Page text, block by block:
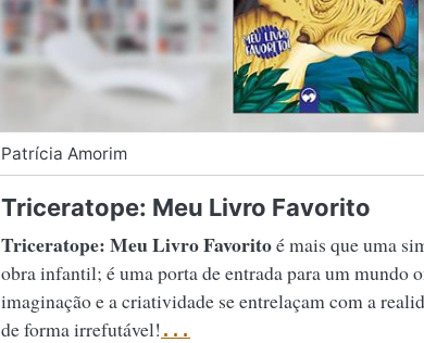
Patrícia Amorim
Triceratope: Meu Livro Favorito
Triceratope: Meu Livro Favoritoé mais que uma
obra infantil; é uma porta de entrada para um mundo
imaginação e a criatividade se entrelaçam com a
de forma irrefutável! ...